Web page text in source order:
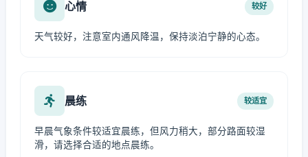
心情 较好
天气较好，注意室内通风降温，保持淡泊宁静的心态。
晨练 较适宜
早晨气象条件较适宜晨练，但风力稍大，部分路面较湿
滑，请选择合适的地点晨练。